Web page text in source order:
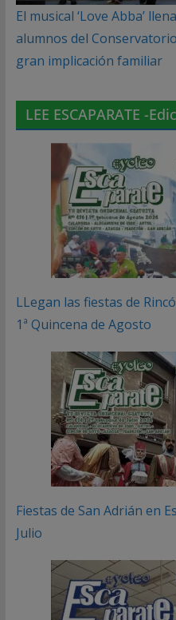
El musical ‘Love Abba’
alumnos del
gran implicación familiar
LEE ESCAPARATE -
LLegan las fiestas de
1ª Quincena de Agosto
Fiestas de San Adrián en
Julio